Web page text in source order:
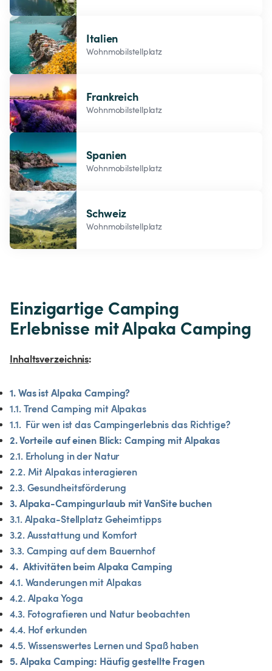
Italien
Wohnmobilstellplatz
Frankreich
Wohnmobilstellplatz
Spanien
Wohnmobilstellplatz
Schweiz
Wohnmobilstellplatz
Einzigartige Camping
Erlebnisse mit Alpaka Camping
Inhaltsverzeichnis:
1. Was ist Alpaka Camping?
1.1. Trend Camping mit Alpakas
1.1.  Für wen ist das Campingerlebnis das Richtige?
2. Vorteile auf einen Blick: Camping mit Alpakas
2.1. Erholung in der Natur
2.2. Mit Alpakas interagieren
2.3. Gesundheitsförderung
3. Alpaka-Campingurlaub mit VanSite buchen
3.1. Alpaka-Stellplatz Geheimtipps
3.2. Ausstattung und Komfort
3.3. Camping auf dem Bauernhof
4.  Aktivitäten beim Alpaka Camping
4.1. Wanderungen mit Alpakas
4.2. Alpaka Yoga
4.3. Fotografieren und Natur beobachten
4.4. Hof erkunden
4.5. Wissenswertes Lernen und Spaß haben
5. Alpaka Camping: Häufig gestellte Fragen